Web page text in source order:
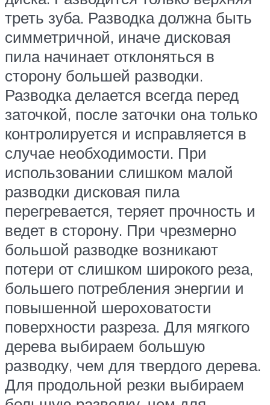
треть зуба. Разводка должна быть
симметричной, иначе дисковая
пила начинает отклоняться в
сторону большей разводки.
Разводка делается всегда перед
заточкой, после заточки она только
контролируется и исправляется в
случае необходимости. При
использовании слишком малой
разводки дисковая пила
перегревается, теряет прочность и
ведет в сторону. При чрезмерно
большой разводке возникают
потери от слишком широкого реза,
большего потребления энергии и
повышенной шероховатости
поверхности разреза. Для мягкого
дерева выбираем большую
разводку, чем для твердого дерева.
Для продольной резки выбираем